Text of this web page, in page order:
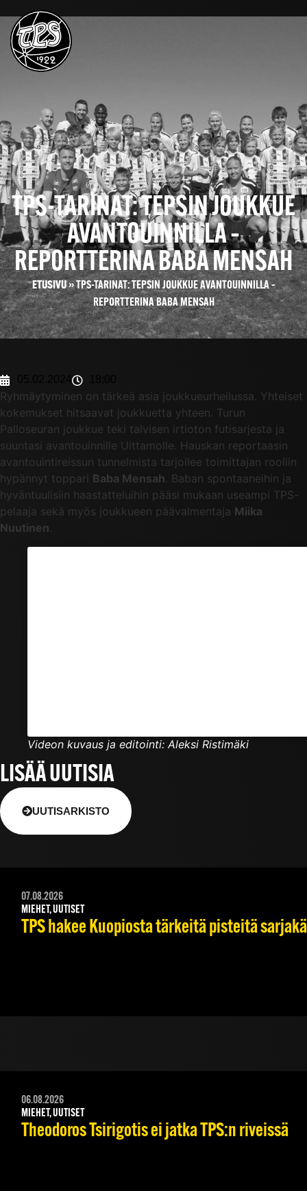
TPS-TARINAT: TEPSIN JOUKKUE
AVANTOUINNILLA –
REPORTTERINA BABA MENSAH
ETUSIVU»TPS-TARINAT: TEPSIN JOUKKUE AVANTOUINNILLA –
REPORTTERINA BABA MENSAH
Ryhmäytyminen on tärkeä asia joukkueurheilussa. Yhteiset
kokemukset hitsaavat joukkuetta yhteen. Turun
Palloseuran joukkue teki talvisen irtioton futisarjesta ja
suuntasi avantouinnille Uittamolle. Hauskan reportaasin
avantouintireissun tunnelmista tarjoilee toimittajan rooliin
hypännyt toppari Baba Mensah. Baban spontaaneihin ja
hyväntuulisiin haastatteluihin pääsi mukaan useampi TPS-
pelaaja sekä myös joukkueen päävalmentaja Miika
Nuutinen.
Videon kuvaus ja editointi: Aleksi Ristimäki
LISÄÄ UUTISIA
UUTISARKISTO
07.08.2026
MIEHET, UUTISET
TPS hakee Kuopiosta tärkeitä pisteitä
06.08.2026
MIEHET, UUTISET
Theodoros Tsirigotis ei jatka TPS:n riveissä